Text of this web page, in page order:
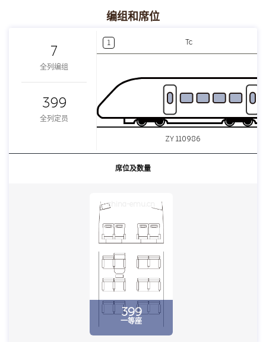
编组和席位
7
全列编组
399
全列定员
1 Tc
ZY 110986
席位及数量
399
一等座
china-emu.cn